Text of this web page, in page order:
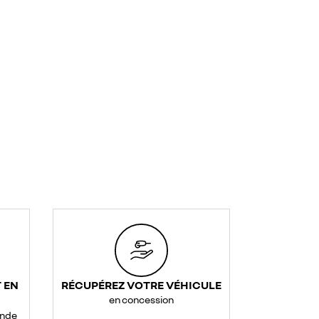
EN RÉCUPÉREZ VOTRE VÉHICULE
en concession